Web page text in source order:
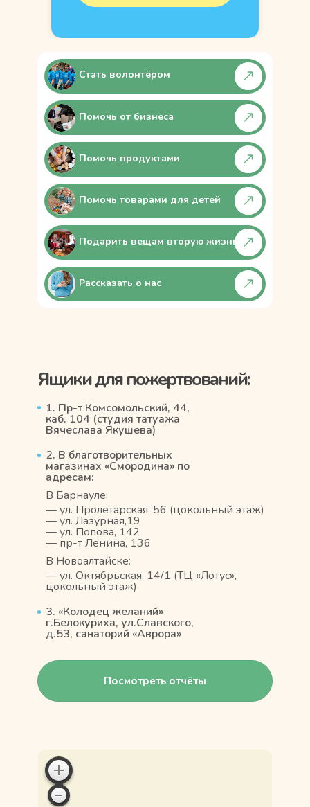
Стать волонтёром
Помочь продуктами
Подарить вещам вторую жизнь
Помочь от бизнеса
Помочь товарами для детей
Рассказать о нас
Ящики для пожертвований:
— ул. Октябрьская, 14/1 (ТЦ «Лотус»,
цокольный этаж)
В Новоалтайске:
— ул. Пролетарская, 56 (цокольный этаж)
— ул. Лазурная,19
— ул. Попова, 142
— пр-т Ленина, 136
В Барнауле:
Посмотреть отчёты
3. «Колодец желаний»
г.Белокуриха, ул.Славского,
д.53, санаторий «Аврора»
2. В благотворительных
магазинах «Смородина» по
адресам:
1. Пр-т Комсомольский, 44,
каб. 104 (студия татуажа
Вячеслава Якушева)